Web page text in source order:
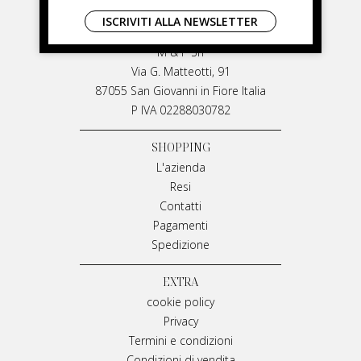
LIVIANA MIRARCHI
M & P Srl
Via G. Matteotti, 91
87055 San Giovanni in Fiore Italia
P IVA 02288030782
SHOPPING
L'azienda
Resi
Contatti
Pagamenti
Spedizione
EXTRA
cookie policy
Privacy
Termini e condizioni
ISCRIVITI ALLA NEWSLETTER